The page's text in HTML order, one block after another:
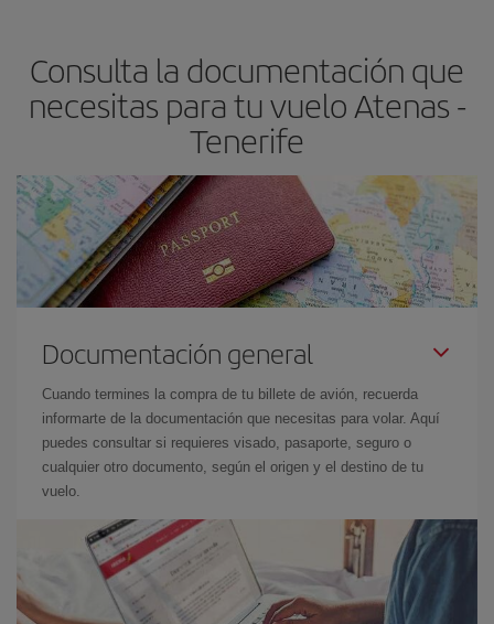
avión más baratos te saldrán. Además, si buscas los vuelos con
las fechas y los horarios del viaje un poco abiertos, podráselegir
el precio más barato.
Consulta la documentación que
necesitas para tu vuelo Atenas -
Tenerife
Documentación general
Cuando termines la compra de tu billete de avión, recuerda
informarte de la documentación que necesitas para volar. Aquí
puedes consultar si requieres visado, pasaporte, seguro o
cualquier otro documento, según el origen y el destino de tu
vuelo.